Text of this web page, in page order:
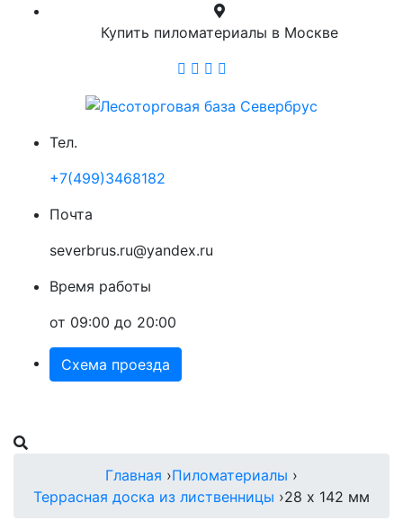
Купить пиломатериалы в Москве
Тел.
+7(499)3468182
Почта
severbrus.ru@yandex.ru
Время работы
от 09:00 до 20:00
Схема проезда
Главная ›Пиломатериалы ›
Террасная доска из лиственницы ›28 х 142 мм